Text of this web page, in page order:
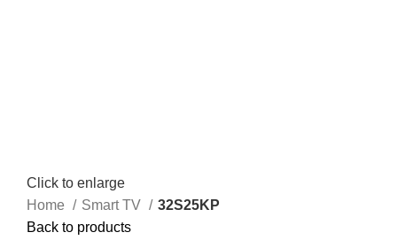
Click to enlarge
Home
Smart TV
32S25KP
Back to products